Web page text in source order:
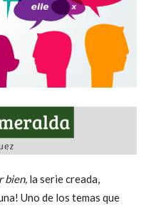
bien, la serie creada,
Uno de los temas que